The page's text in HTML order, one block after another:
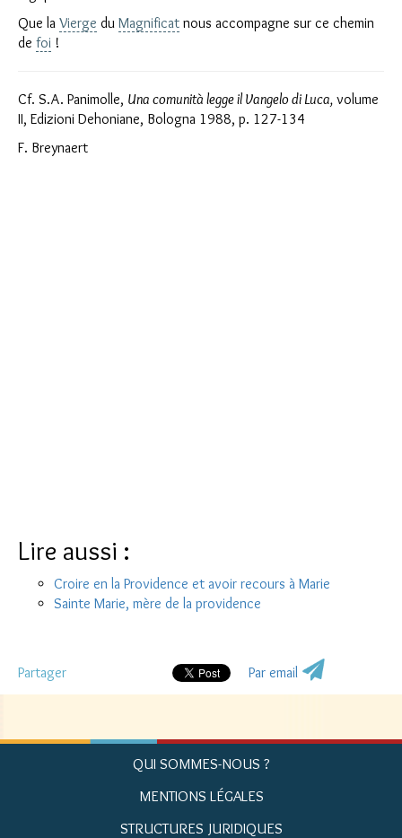
Que la Vierge du Magnificat nous accompagne sur ce chemin
de foi !
Cf. S.A. Panimolle, Una comunità legge il Vangelo di Luca, volume
II, Edizioni Dehoniane, Bologna 1988, p. 127-134
F. Breynaert
Lire aussi :
Croire en la Providence et avoir recours à Marie
Sainte Marie, mère de la providence
Partager Par email
QUI SOMMES-NOUS ?
MENTIONS LÉGALES
STRUCTURES JURIDIQUES